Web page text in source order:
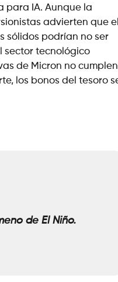
para IA. Aunque la
advierten que
sólidos podrían no ser
sector tecnológico
de Micron no cumplen
los bonos del tesoro
de El Niño.